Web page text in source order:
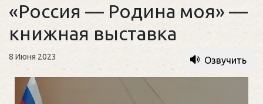
«Россия — Родина моя» —
книжная выставка
8 Июня 2023 Озвучить